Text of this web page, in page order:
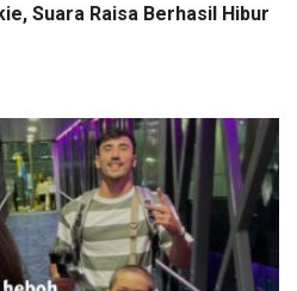
Suara Raisa Berhasil Hibur